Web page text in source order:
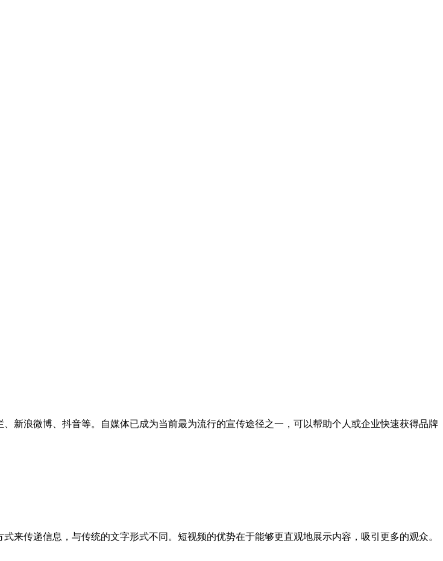
新浪微博、抖音等。自媒体已成为当前最为流行的宣传途径之一，可以帮助个人或企业快速获得品牌
来传递信息，与传统的文字形式不同。短视频的优势在于能够更直观地展示内容，吸引更多的观众。